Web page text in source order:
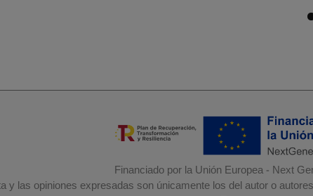
Financiado por la Unión Europea - Next
y las opiniones expresadas son únicamente los del autor o